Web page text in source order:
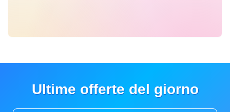
Ultime offerte del giorno